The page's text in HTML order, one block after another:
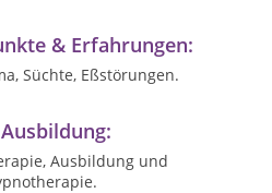
& Erfahrungen:
Süchte, Eßstörungen.
Ausbildung und